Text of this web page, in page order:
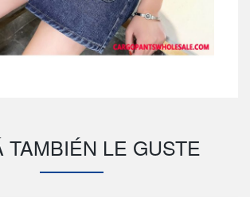
TAMBIÉN LE GUSTE